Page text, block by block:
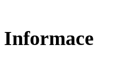
Informace